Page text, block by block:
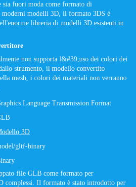
sia fuori moda come formato di
modelli 3D, il formato 3DS è
libreria di modelli 3D esistenti in
non supporta l&#39;uso dei colori dei
strumento, il modello convertito
mesh, i colori dei materiali non verranno
Language Transmission Format
3D
gltf-binary
file GLB come formato per
complessi. Il formato è stato introdotto per